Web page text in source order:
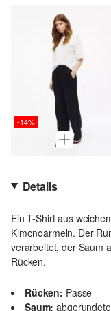
-14%
Details
Ein T-Shirt aus
Kimonoärmeln. Der
verarbeitet, der Saum
Rücken.
Rücken: Passe
Saum: